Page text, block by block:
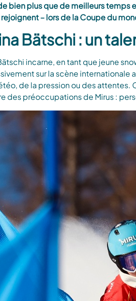
bien plus que de meilleurs temps
– lors de la Coupe du
Bätschi : un
incarne, en tant que jeune
sur la scène internationale
de la pression ou des
des préoccupations de Mirus :